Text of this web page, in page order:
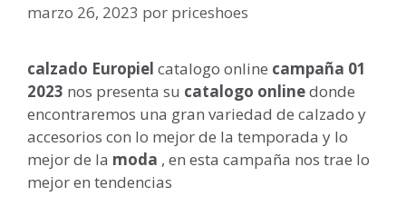
marzo 26, 2023 por priceshoes
calzado Europiel catalogo online campaña 01
2023 nos presenta su catalogo onlinedonde
encontraremos una gran variedad de calzado y
accesorios con lo mejor de la temporada y lo
mejor de la moda , en esta campaña nos trae lo
mejor en tendencias